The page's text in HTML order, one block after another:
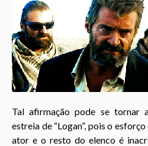
Tal afirmação pode se tornar
estreia de “Logan”, pois o
ator e o resto do elenco é